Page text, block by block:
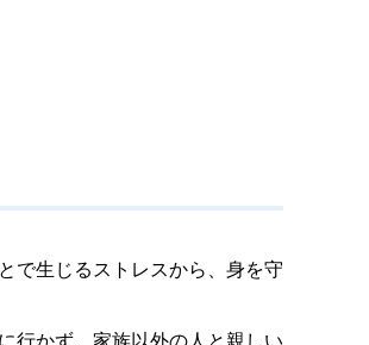
で生じるストレスから、身を守
行かず、家族以外の人と親しい